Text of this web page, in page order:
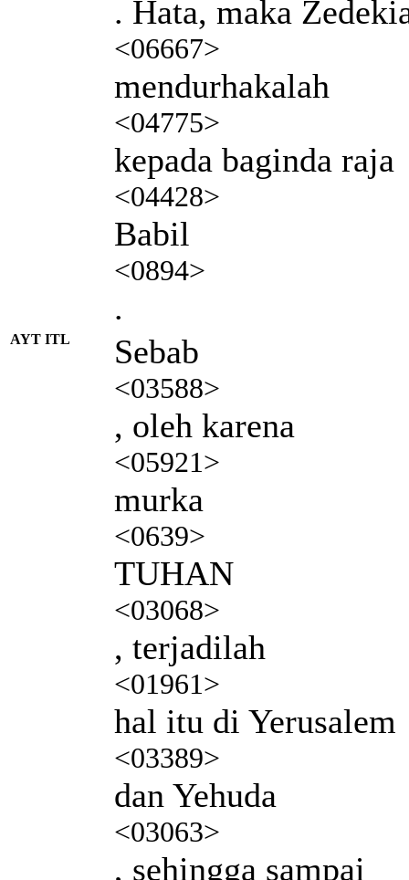
. Hata, maka
<06667>
mendurhakalah
<04775>
kepada baginda raja
<04428>
Babil
<0894>
.
AYT ITL Sebab
<03588>
, oleh karena
<05921>
murka
<0639>
TUHAN
<03068>
, terjadilah
<01961>
hal itu di Yerusalem
<03389>
dan Yehuda
<03063>
, sehingga sampai